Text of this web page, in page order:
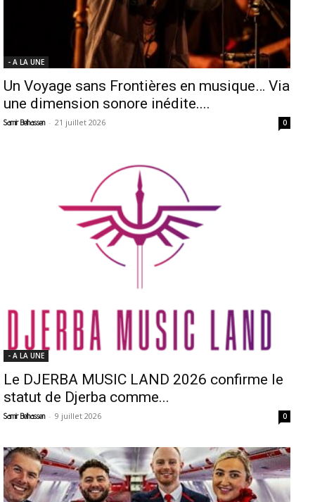
- A LA UNE
Un Voyage sans Frontières en musique… Via
une dimension sonore inédite....
Samir Belhassen - 21 juillet 2026 0
- A LA UNE
Le DJERBA MUSIC LAND 2026 confirme le
statut de Djerba comme...
Samir Belhassen - 9 juillet 2026 0